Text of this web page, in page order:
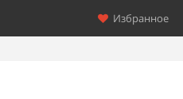
Избранное